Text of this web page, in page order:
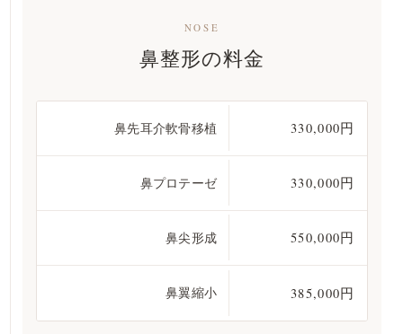
NOSE
鼻整形の料金
鼻先耳介軟骨移植 330,000円
鼻プロテーゼ 330,000円
鼻尖形成 550,000円
鼻翼縮小 385,000円